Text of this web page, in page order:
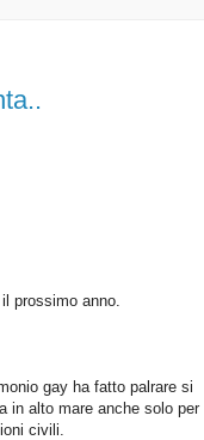
prossimo anno.
gay ha fatto palrare si
in alto mare anche solo per
civili.